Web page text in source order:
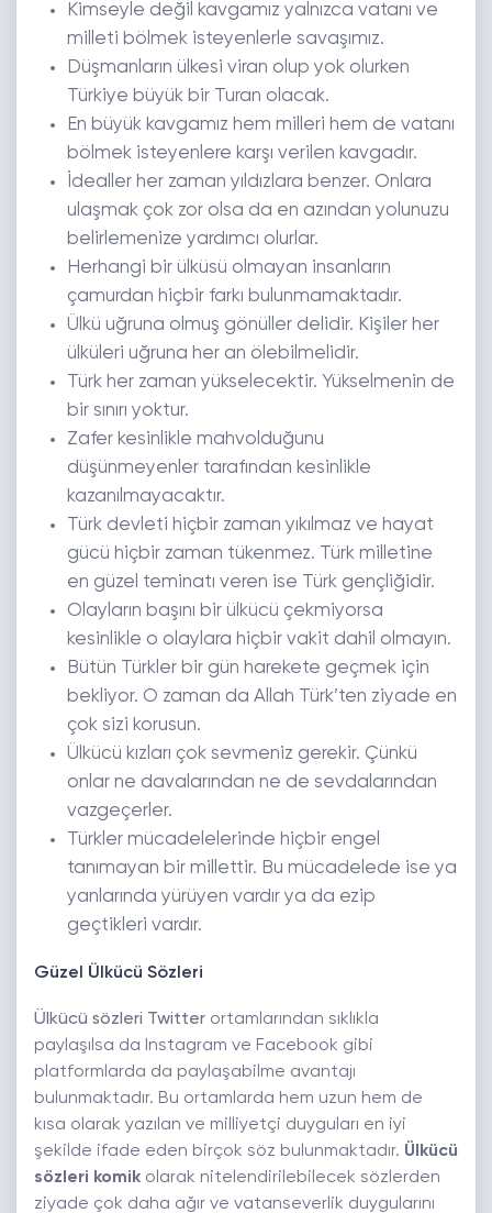
Kimseyle değil kavgamız yalnızca vatanı ve
milleti bölmek isteyenlerle savaşımız.
Düşmanların ülkesi viran olup yok olurken
Türkiye büyük bir Turan olacak.
En büyük kavgamız hem milleri hem de vatanı
bölmek isteyenlere karşı verilen kavgadır.
İdealler her zaman yıldızlara benzer. Onlara
ulaşmak çok zor olsa da en azından yolunuzu
belirlemenize yardımcı olurlar.
Herhangi bir ülküsü olmayan insanların
çamurdan hiçbir farkı bulunmamaktadır.
Ülkü uğruna olmuş gönüller delidir. Kişiler her
ülküleri uğruna her an ölebilmelidir.
Türk her zaman yükselecektir. Yükselmenin de
bir sınırı yoktur.
Zafer kesinlikle mahvolduğunu
düşünmeyenler tarafından kesinlikle
kazanılmayacaktır.
Türk devleti hiçbir zaman yıkılmaz ve hayat
gücü hiçbir zaman tükenmez. Türk milletine
en güzel teminatı veren ise Türk gençliğidir.
Olayların başını bir ülkücü çekmiyorsa
kesinlikle o olaylara hiçbir vakit dahil olmayın.
Bütün Türkler bir gün harekete geçmek için
bekliyor. O zaman da Allah Türk’ten ziyade en
çok sizi korusun.
Ülkücü kızları çok sevmeniz gerekir. Çünkü
onlar ne davalarından ne de sevdalarından
vazgeçerler.
Türkler mücadelelerinde hiçbir engel
tanımayan bir millettir. Bu mücadelede ise ya
yanlarında yürüyen vardır ya da ezip
geçtikleri vardır.
Güzel Ülkücü Sözleri
Ülkücü sözleri Twitter ortamlarından sıklıkla
paylaşılsa da Instagram ve Facebook gibi
platformlarda da paylaşabilme avantajı
bulunmaktadır. Bu ortamlarda hem uzun hem de
kısa olarak yazılan ve milliyetçi duyguları en iyi
şekilde ifade eden birçok söz bulunmaktadır. Ülkücü
sözleri komik olarak nitelendirilebilecek sözlerden
ziyade çok daha ağır ve vatanseverlik duygularını